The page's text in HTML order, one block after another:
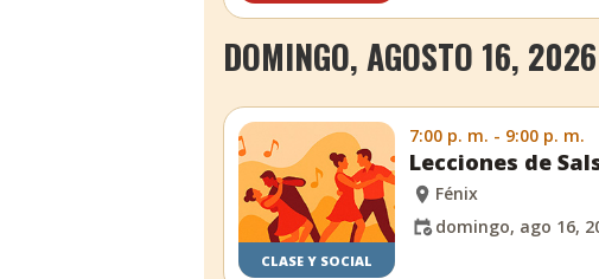
DOMINGO, AGOSTO 16, 2026
CLASE Y SOCIAL
7:00 p. m. - 9:00 p. m.
Lecciones de
Fénix
domingo, ago 16,